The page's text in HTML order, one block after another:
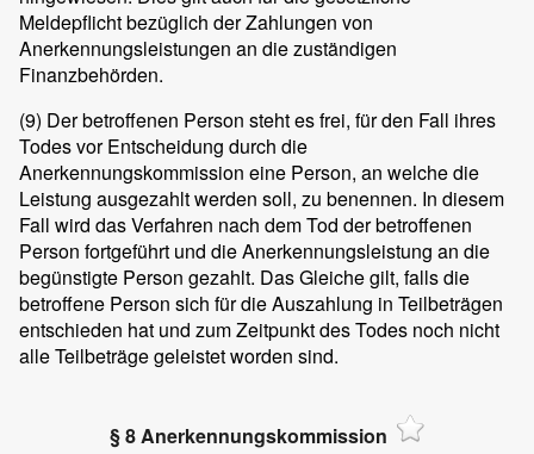
Meldepflicht bezüglich der Zahlungen von
Anerkennungsleistungen an die zuständigen
Finanzbehörden.
(9) Der betroffenen Person steht es frei, für den Fall ihres
Todes vor Entscheidung durch die
Anerkennungskommission eine Person, an welche die
Leistung ausgezahlt werden soll, zu benennen. In diesem
Fall wird das Verfahren nach dem Tod der betroffenen
Person fortgeführt und die Anerkennungsleistung an die
begünstigte Person gezahlt. Das Gleiche gilt, falls die
betroffene Person sich für die Auszahlung in Teilbeträgen
entschieden hat und zum Zeitpunkt des Todes noch nicht
alle Teilbeträge geleistet worden sind.
§ 8 Anerkennungskommission